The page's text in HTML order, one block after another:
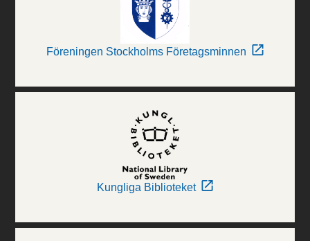
Föreningen Stockholms Företagsminnen
Kungliga Biblioteket